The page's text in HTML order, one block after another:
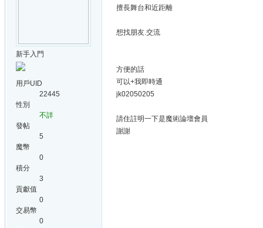
新手入門
用戶UID
22445
性別
不詳
發帖
5
魔幣
0
積分
3
貢獻值
0
交易幣
0
擅長舞台和近距離
想找朋友.交流
方便的話
可以+我即時通
jk02050205
請住註明一下是魔術論壇會員
謝謝